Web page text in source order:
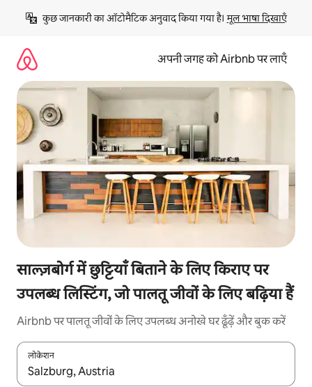
छोड़कर
कॉन्टेंट
कुछ जानकारी का ऑटोमैटिक अनुवाद किया गया है। मूल भाषा दिखाएँ
अपनी जगह को Airbnb पर लाएँ
साल्ज़बोर्ग में छुट्टियाँ बिताने के लिए किराए पर
उपलब्ध लिस्टिंग, जो पालतू जीवों के लिए बढ़िया हैं
Airbnb पर पालतू जीवों के लिए उपलब्ध अनोखे घर ढूँढ़ें और बुक करें
लोकेशन
नतीजों के उपलब्ध होने पर, अप और डाउन 'ऐरो की' का इस्तेमाल करके नेविगेट